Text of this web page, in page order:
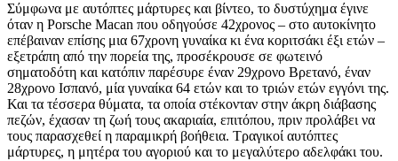
Σύμφωνα με αυτόπτες μάρτυρες και βίντεο, το δυστύχημα έγινε
όταν η Porsche Macan που οδηγούσε 42χρονος – στο αυτοκίνητο
επέβαιναν επίσης μια 67χρονη γυναίκα κι ένα κοριτσάκι έξι ετών –
εξετράπη από την πορεία της, προσέκρουσε σε φωτεινό
σηματοδότη και κατόπιν παρέσυρε έναν 29χρονο Βρετανό, έναν
28χρονο Ισπανό, μία γυναίκα 64 ετών και το τριών ετών εγγόνι της.
Και τα τέσσερα θύματα, τα οποία στέκονταν στην άκρη διάβασης
πεζών, έχασαν τη ζωή τους ακαριαία, επιτόπου, πριν προλάβει να
τους παρασχεθεί η παραμικρή βοήθεια. Τραγικοί αυτόπτες
μάρτυρες, η μητέρα του αγοριού και το μεγαλύτερο αδελφάκι του.